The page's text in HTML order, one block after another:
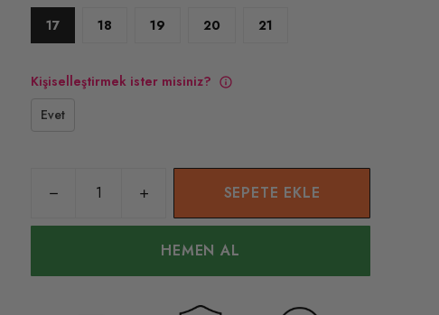
17
18 19 20 21
Kişiselleştirmek ister misiniz?
Evet
SEPETE EKLE
HEMEN AL